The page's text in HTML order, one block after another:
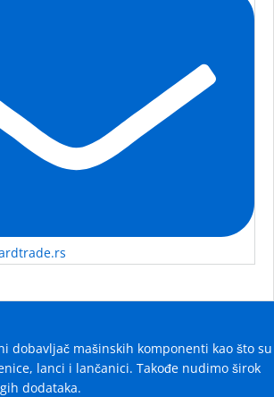
dobavljač mašinskih komponenti kao što su
lanci i lančanici. Takođe nudimo širok
dodataka.